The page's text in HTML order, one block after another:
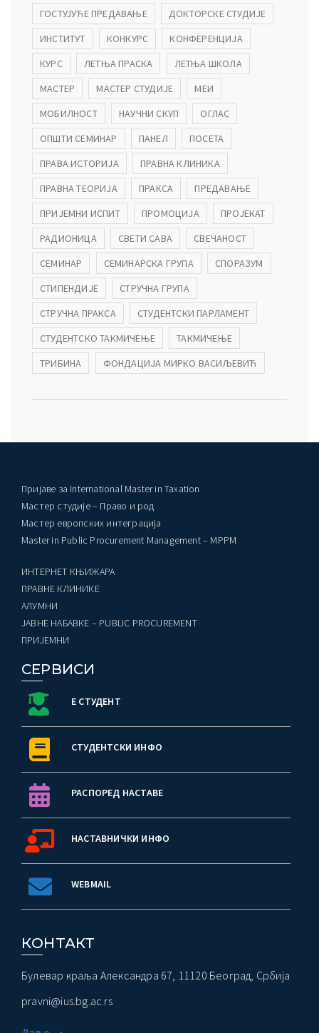
ГОСТУЈУЋЕ ПРЕДАВАЊЕ
ДОКТОРСКЕ СТУДИЈЕ
ИНСТИТУТ
КОНКУРС
КОНФЕРЕНЦИЈА
КУРС
ЛЕТЊА ПРАСКА
ЛЕТЊА ШКОЛА
МАСТЕР
МАСТЕР СТУДИЈЕ
МЕИ
МОБИЛНОСТ
НАУЧНИ СКУП
ОГЛАС
ОПШТИ СЕМИНАР
ПАНЕЛ
ПОСЕТА
ПРАВА ИСТОРИЈА
ПРАВНА КЛИНИКА
ПРАВНА ТЕОРИЈА
ПРАКСА
ПРЕДАВАЊЕ
ПРИЈЕМНИ ИСПИТ
ПРОМОЦИЈА
ПРОЈЕКАТ
РАДИОНИЦА
СВЕТИ САВА
СВЕЧАНОСТ
СЕМИНАР
СЕМИНАРСКА ГРУПА
СПОРАЗУМ
СТИПЕНДИЈЕ
СТРУЧНА ГРУПА
СТРУЧНА ПРАКСА
СТУДЕНТСКИ ПАРЛАМЕНТ
СТУДЕНТСКО ТАКМИЧЕЊЕ
ТАКМИЧЕЊЕ
ТРИБИНА
ФОНДАЦИЈА МИРКО ВАСИЉЕВИЋ
Пријаве за International Master in Taxation
Мастер студије – Право и род
Мастер европских интеграција
Master in Public Procurement Management – MPPM
ИНТЕРНЕТ КЊИЖАРА
ПРАВНЕ КЛИНИКЕ
AЛУМНИ
ЈАВНЕ НАБАВКЕ – PUBLIC PROCUREMENT
ПРИЈЕМНИ
СЕРВИСИ
Е СТУДЕНТ
СТУДЕНТСКИ ИНФО
РАСПОРЕД НАСТАВЕ
НАСТАВНИЧКИ ИНФО
WEBMAIL
КОНТАКТ
Булевар краља Александра 67, 11120 Београд, Србија
pravni@ius.bg.ac.rs